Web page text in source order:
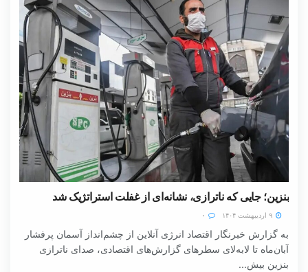
بنزین؛ جایی که ناترازی، نشانه‌ای از غفلت استراتژیک شد
به گزارش خبرنگار اقتصاد انرژی آنلاین از چشم‌انداز آسمان پرفشار
آبان‌ماه تا لابه‌لای سطرهای گزارش‌های اقتصادی، صدای ناترازی
بنزین بیش...